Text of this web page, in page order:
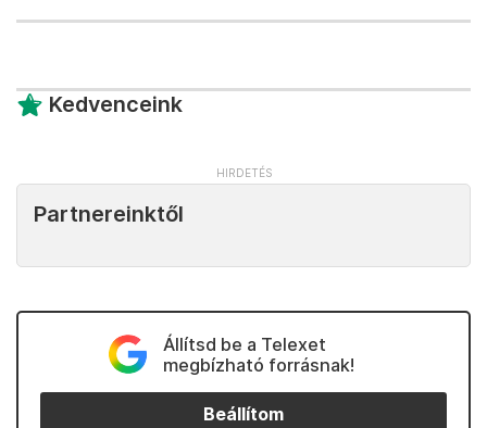
Kedvenceink
Partnereinktől
Állítsd be a Telexet
megbízható forrásnak!
Beállítom